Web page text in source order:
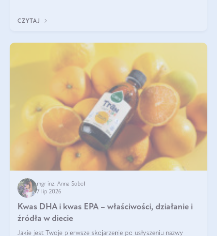
CZYTAJ
mgr inż. Anna Sobol
7 lip 2026
Kwas DHA i kwas EPA – właściwości, działanie i
źródła w diecie
Jakie jest Twoje pierwsze skojarzenie po usłyszeniu nazwy